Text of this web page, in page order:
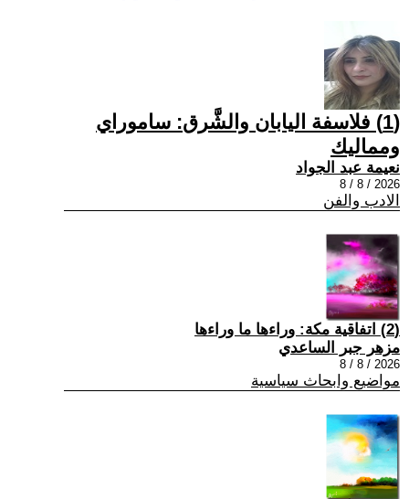
(1) فلاسفة اليابان والشَّرق: ساموراي
ومماليك
نعيمة عبد الجواد
2026 / 8 / 8
الادب والفن
(2) اتفاقية مكة: وراءها ما وراءها
مزهر جبر الساعدي
2026 / 8 / 8
مواضيع وابحاث سياسية